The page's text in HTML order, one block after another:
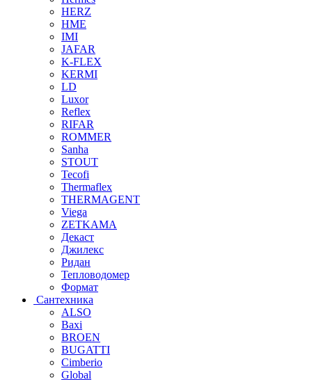
HERZ
HME
IMI
JAFAR
K-FLEX
KERMI
LD
Luxor
Reflex
RIFAR
ROMMER
Sanha
STOUT
Tecofi
Thermaflex
THERMAGENT
Viega
ZETKAMA
Декаст
Джилекс
Ридан
Тепловодомер
Формат
Сантехника
ALSO
Baxi
BROEN
BUGATTI
Cimberio
Global